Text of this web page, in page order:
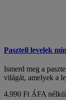
Pasztell levelek
Ismerd meg a
világát, amelyek a
4.990 Ft ÁFA